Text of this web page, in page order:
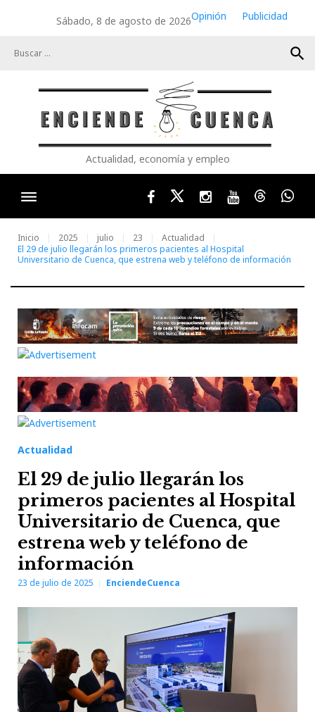
Sábado, 8 de agosto de 2026Opinión
Publicidad
search
Actualidad, economía y empleo
FacebookTwitterInstagram
YoutubeThreads
Inicio 2025 julio 23
Actualidad
El 29 de julio llegarán los primeros pacientes al Hospital
Universitario de Cuenca, que estrena web y teléfono de información
Actualidad
El 29 de julio llegarán los
primeros pacientes al Hospital
Universitario de Cuenca, que
estrena web y teléfono de
información
23 de julio de 2025 EnciendeCuenca